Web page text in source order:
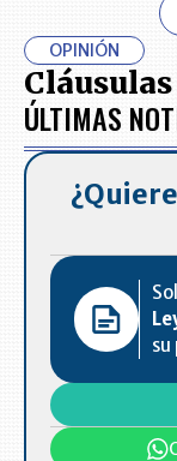
OPINIÓN
ÚLTIMAS
su